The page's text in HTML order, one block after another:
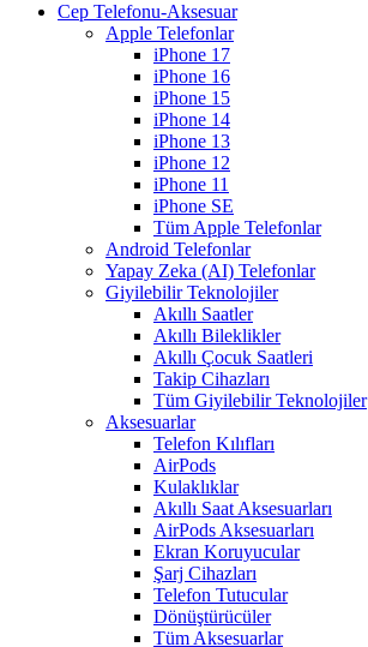
Cep Telefonu-Aksesuar
Apple Telefonlar
iPhone 17
iPhone 16
iPhone 15
iPhone 14
iPhone 13
iPhone 12
iPhone 11
iPhone SE
Tüm Apple Telefonlar
Android Telefonlar
Yapay Zeka (AI) Telefonlar
Giyilebilir Teknolojiler
Akıllı Saatler
Akıllı Bileklikler
Akıllı Çocuk Saatleri
Takip Cihazları
Tüm Giyilebilir Teknolojiler
Aksesuarlar
Telefon Kılıfları
AirPods
Kulaklıklar
Akıllı Saat Aksesuarları
AirPods Aksesuarları
Ekran Koruyucular
Şarj Cihazları
Telefon Tutucular
Dönüştürücüler
Tüm Aksesuarlar